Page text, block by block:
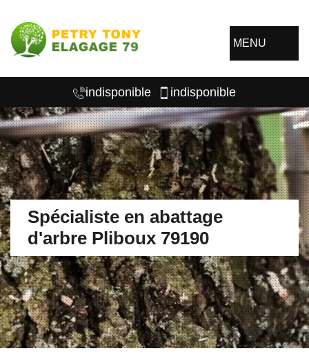
MENU
indisponible indisponible
Spécialiste en abattage
d'arbre Pliboux 79190